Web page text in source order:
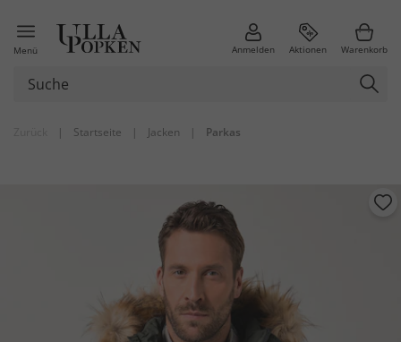
Menü Anmelden Aktionen Warenkorb
| Startseite | Jacken | Parkas